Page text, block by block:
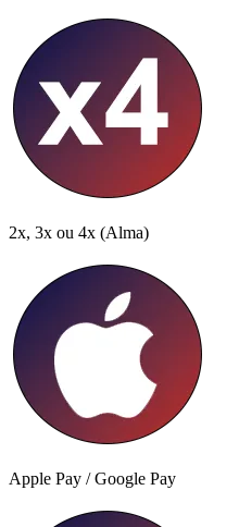
2x, 3x ou 4x (Alma)
Apple Pay / Google Pay